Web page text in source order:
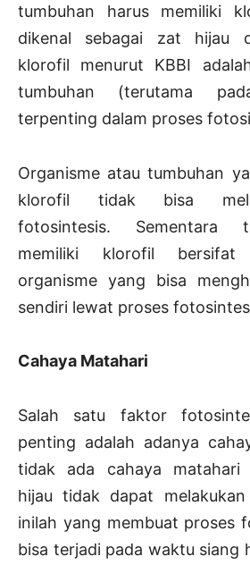
tumbuhan harus memiliki
dikenal sebagai zat hijau
klorofil menurut KBBI
tumbuhan (terutama
terpenting dalam proses
Organisme atau tumbuhan
klorofil tidak bisa
fotosintesis. Sementara
memiliki klorofil
organisme yang bisa
sendiri lewat proses
Cahaya Matahari
Salah satu faktor
penting adalah adanya
tidak ada cahaya matahari
hijau tidak dapat
inilah yang membuat proses
bisa terjadi pada waktu siang